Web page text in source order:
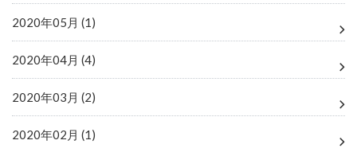
2020年05月 (1)
2020年04月 (4)
2020年03月 (2)
2020年02月 (1)